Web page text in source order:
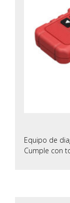
Equipo de
Cumple con